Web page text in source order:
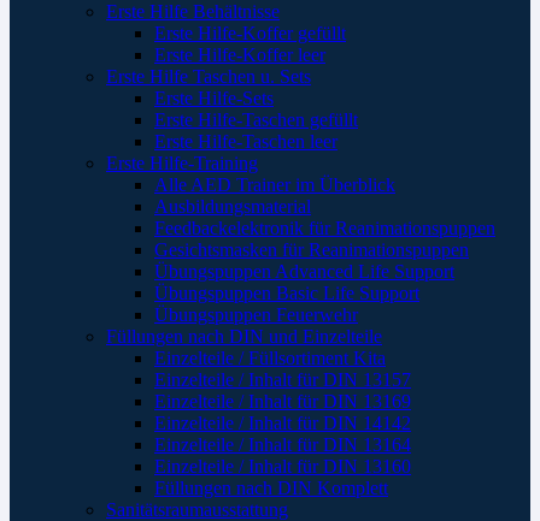
Erste Hilfe Behältnisse
Erste Hilfe-Koffer gefüllt
Erste Hilfe-Koffer leer
Erste Hilfe Taschen u. Sets
Erste Hilfe-Sets
Erste Hilfe-Taschen gefüllt
Erste Hilfe-Taschen leer
Erste Hilfe-Training
Alle AED Trainer im Überblick
Ausbildungsmaterial
Feedbackelektronik für Reanimationspuppen
Gesichtsmasken für Reanimationspuppen
Übungspuppen Advanced Life Support
Übungspuppen Basic Life Support
Übungspuppen Feuerwehr
Füllungen nach DIN und Einzelteile
Einzelteile / Füllsortiment Kita
Einzelteile / Inhalt für DIN 13157
Einzelteile / Inhalt für DIN 13169
Einzelteile / Inhalt für DIN 14142
Einzelteile / Inhalt für DIN 13164
Einzelteile / Inhalt für DIN 13160
Füllungen nach DIN Komplett
Sanitätsraumausstattung